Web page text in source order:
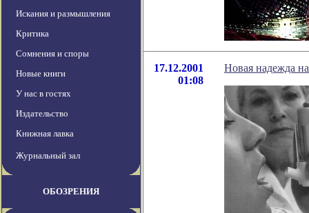
Искания и размышления
Критика
Сомнения и споры
Новые книги
У нас в гостях
Издательство
Книжная лавка
Журнальный зал
ОБОЗРЕНИЯ
17.12.2001
01:08
Новая надежда